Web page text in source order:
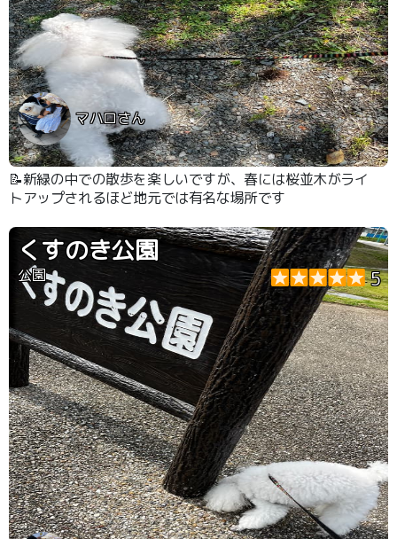
マハロさん
📝新緑の中での散歩を楽しいですが、春には桜並木がライ
トアップされるほど地元では有名な場所です
くすのき公園
公園 5